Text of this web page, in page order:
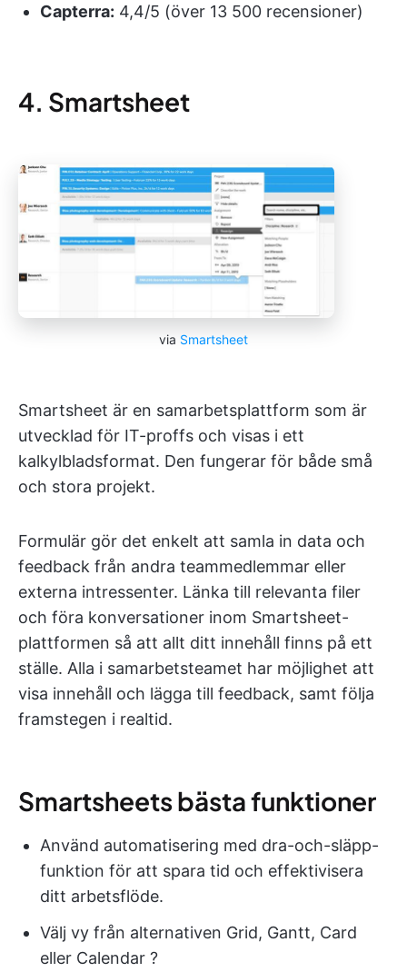
Capterra: 4,4/5 (över 13 500 recensioner)
4. Smartsheet
via Smartsheet
Smartsheet är en samarbetsplattform som är
utvecklad för IT-proffs och visas i ett
kalkylbladsformat. Den fungerar för både små
och stora projekt.
Formulär gör det enkelt att samla in data och
feedback från andra teammedlemmar eller
externa intressenter. Länka till relevanta filer
och föra konversationer inom Smartsheet-
plattformen så att allt ditt innehåll finns på ett
ställe. Alla i samarbetsteamet har möjlighet att
visa innehåll och lägga till feedback, samt följa
framstegen i realtid.
Smartsheets bästa funktioner
Använd automatisering med dra-och-släpp-
funktion för att spara tid och effektivisera
ditt arbetsflöde.
Välj vy från alternativen Grid, Gantt, Card
eller Calendar ?️